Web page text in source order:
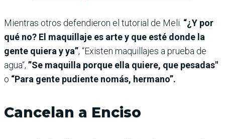
Mientras otros defendieron el tutorial de Meli. “¿Y por
qué no? El maquillaje es arte y que esté donde la
gente quiera y ya”, “Existen maquillajes a prueba de
agua“, ”Se maquilla porque ella quiere, que pesadas"
o “Para gente pudiente nomás, hermano”.
Cancelan a Enciso